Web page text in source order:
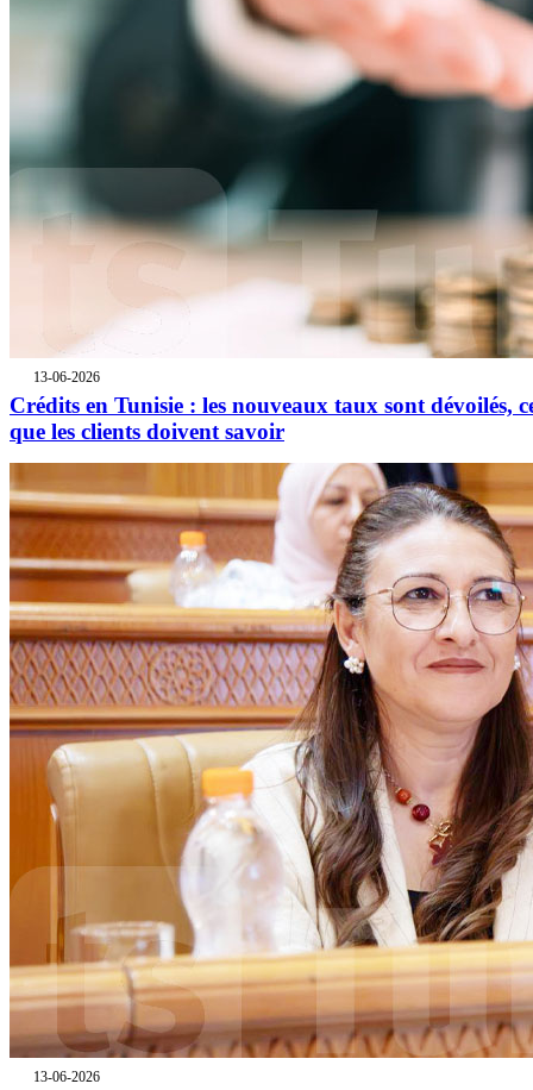
13-06-2026
Crédits en Tunisie : les nouveaux taux sont dévoilés,
que les clients doivent savoir
13-06-2026